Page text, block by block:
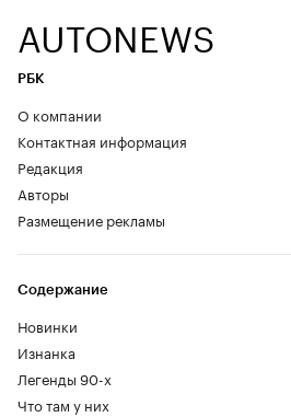
AUTONEWS
РБК
О компании
Контактная информация
Редакция
Авторы
Размещение рекламы
Содержание
Новинки
Изнанка
Легенды 90-х
Что там у них